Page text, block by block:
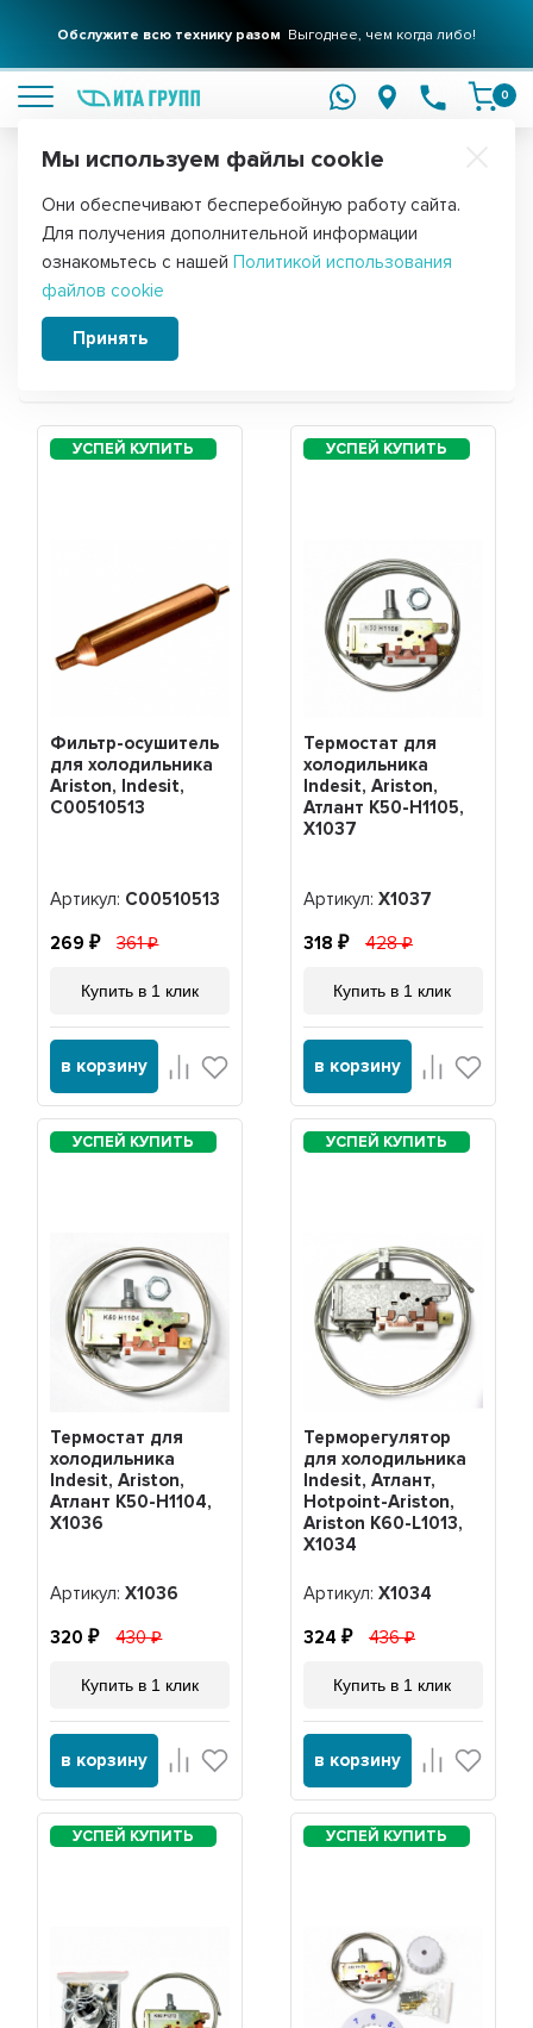
Обслужите всю технику разом Выгоднее, чем когда либо!
0
Главная
Запчасти для холодильника Indesit ES
16
Фильтр-осушитель
для холодильника
Ariston, Indesit,
C00510513
Артикул: C00510513
269 361
Купить в 1 клик
в корзину
Термостат для
холодильника
Indesit, Ariston,
Атлант K50-H1105,
Х1037
Артикул: Х1037
318 428
Купить в 1 клик
в корзину
Термостат для
холодильника
Indesit, Ariston,
Атлант K50-H1104,
Х1036
Артикул:Х1036
320 430
Купить в 1 клик
в корзину
Терморегулятор
для холодильника
Indesit, Атлант,
Hotpoint-Ariston,
Ariston K60-L1013,
Х1034
Артикул: Х1034
324 436
Купить в 1 клик
в корзину
Мы используем файлы cookie
Они обеспечивают бесперебойную работу сайта.
Для получения дополнительной информации
ознакомьтесь с нашей Политикой использования
файлов cookie
Принять